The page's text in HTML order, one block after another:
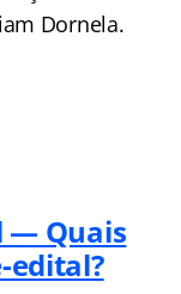
Dornela.
— Quais
edital?